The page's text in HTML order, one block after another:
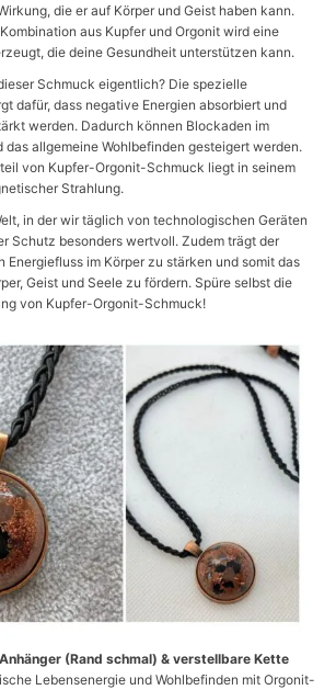
die er auf Körper und Geist haben kann.
aus Kupfer und Orgonit wird eine
die deine Gesundheit unterstützen kann.
Schmuck eigentlich? Die spezielle
dafür, dass negative Energien absorbiert und
werden. Dadurch können Blockaden im
das allgemeine Wohlbefinden gesteigert werden.
von Kupfer-Orgonit-Schmuck liegt in seinem
Strahlung.
in der wir täglich von technologischen Geräten
Schutz besonders wertvoll. Zudem trägt der
Energiefluss im Körper zu stärken und somit das
Geist und Seele zu fördern. Spüre selbst die
von Kupfer-Orgonit-Schmuck!
(Rand schmal) & verstellbare Kette
Lebensenergie und Wohlbefinden mit Orgonit-